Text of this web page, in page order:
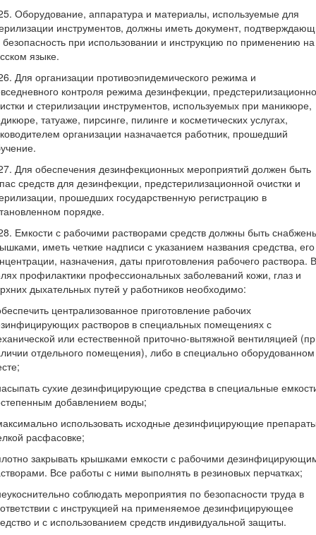
Оборудование, аппаратура и материалы, используемые для
инструментов, должны иметь документ,
безопасность при использовании и инструкцию по применению на
языке.
Для организации противоэпидемического режима и
контроля режима дезинфекции,
и стерилизации инструментов, используемых при маникюре,
татуаже, пирсинге, пилинге и косметических услугах,
организации назначается работник, прошедший
Для обеспечения дезинфекционных мероприятий должен быть
средств для дезинфекции, предстерилизационной очистки и
прошедших государственную регистрацию в
порядке.
Емкости с рабочими растворами средств должны быть
иметь четкие надписи с указанием названия средства, его
назначения, даты приготовления рабочего раствора. В
профилактики профессиональных заболеваний кожи, глаз и
дыхательных путей у работников необходимо:
централизованное приготовление рабочих
растворов в специальных помещениях с
или естественной приточно-вытяжной вентиляцией
отдельного помещения), либо в специально оборудованном
сухие дезинфицирующие средства в специальные
добавлением воды;
использовать исходные дезинфицирующие
расфасовке;
закрывать крышками емкости с рабочими
Все работы с ними выполнять в резиновых перчатках;
соблюдать мероприятия по безопасности труда в
с инструкцией на применяемое дезинфицирующее
и с использованием средств индивидуальной защиты.